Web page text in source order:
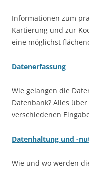
Informationen zum
Kartierung und zur
eine möglichst
Datenerfassung
Wie gelangen die
Datenbank? Alles
verschiedenen
Datenhaltung und -
Wie und wo werden